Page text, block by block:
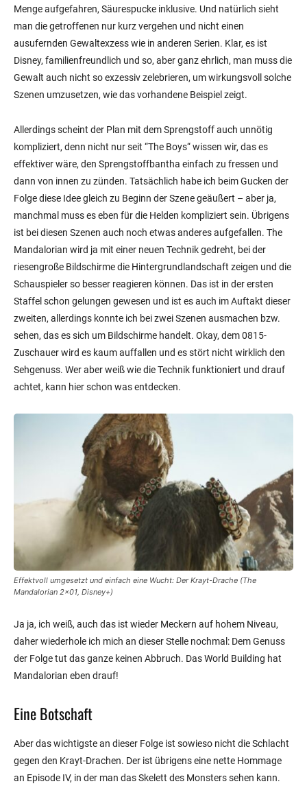
Menge aufgefahren, Säurespucke inklusive. Und natürlich sieht
man die getroffenen nur kurz vergehen und nicht einen
ausufernden Gewaltexzess wie in anderen Serien. Klar, es ist
Disney, familienfreundlich und so, aber ganz ehrlich, man muss die
Gewalt auch nicht so exzessiv zelebrieren, um wirkungsvoll solche
Szenen umzusetzen, wie das vorhandene Beispiel zeigt.
Allerdings scheint der Plan mit dem Sprengstoff auch unnötig
kompliziert, denn nicht nur seit “The Boys“ wissen wir, das es
effektiver wäre, den Sprengstoffbantha einfach zu fressen und
dann von innen zu zünden. Tatsächlich habe ich beim Gucken der
Folge diese Idee gleich zu Beginn der Szene geäußert – aber ja,
manchmal muss es eben für die Helden kompliziert sein. Übrigens
ist bei diesen Szenen auch noch etwas anderes aufgefallen. The
Mandalorian wird ja mit einer neuen Technik gedreht, bei der
riesengroße Bildschirme die Hintergrundlandschaft zeigen und die
Schauspieler so besser reagieren können. Das ist in der ersten
Staffel schon gelungen gewesen und ist es auch im Auftakt dieser
zweiten, allerdings konnte ich bei zwei Szenen ausmachen bzw.
sehen, das es sich um Bildschirme handelt. Okay, dem 0815-
Zuschauer wird es kaum auffallen und es stört nicht wirklich den
Sehgenuss. Wer aber weiß wie die Technik funktioniert und drauf
achtet, kann hier schon was entdecken.
Effektvoll umgesetzt und einfach eine Wucht: Der Krayt-Drache (The
Mandalorian 2×01, Disney+)
Ja ja, ich weiß, auch das ist wieder Meckern auf hohem Niveau,
daher wiederhole ich mich an dieser Stelle nochmal: Dem Genuss
der Folge tut das ganze keinen Abbruch. Das World Building hat
Mandalorian eben drauf!
Eine Botschaft
Aber das wichtigste an dieser Folge ist sowieso nicht die Schlacht
gegen den Krayt-Drachen. Der ist übrigens eine nette Hommage
an Episode IV, in der man das Skelett des Monsters sehen kann.